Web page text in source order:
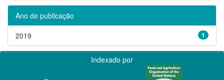
Ano de publicação
1
2019
Indexado por